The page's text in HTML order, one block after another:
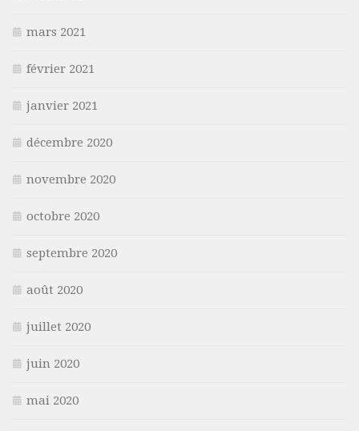
mars 2021
février 2021
janvier 2021
décembre 2020
novembre 2020
octobre 2020
septembre 2020
août 2020
juillet 2020
juin 2020
mai 2020